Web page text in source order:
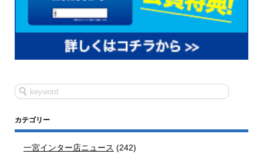
カテゴリー
一宮インター店ニュース (242)